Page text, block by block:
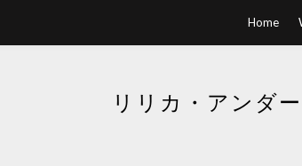
Home
リリカ・アンダ